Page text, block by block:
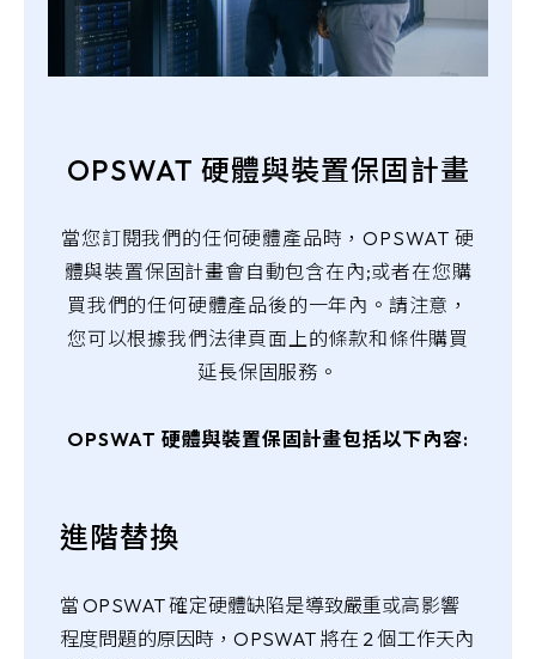
OPSWAT 硬體與裝置保固計畫
當您訂閱我們的任何硬體產品時，OPSWAT 硬
體與裝置保固計畫會自動包含在內;或者在您購
買我們的任何硬體產品後的一年內。請注意，
您可以根據我們法律頁面上的條款和條件購買
延長保固服務。
OPSWAT 硬體與裝置保固計畫包括以下內容:
進階替換
當 OPSWAT 確定硬體缺陷是導致嚴重或高影響
程度問題的原因時，OPSWAT 將在 2 個工作天內